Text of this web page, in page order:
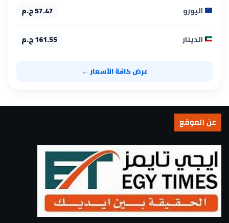
اليورو 57.47 ج.م
الدينار 161.55 ج.م
عرض كافة الأسعار ←
عن الموقع